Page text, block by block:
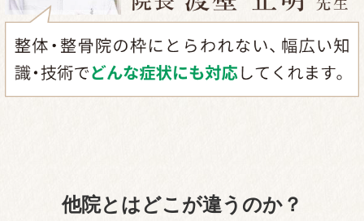
他院とはどこが違うのか？